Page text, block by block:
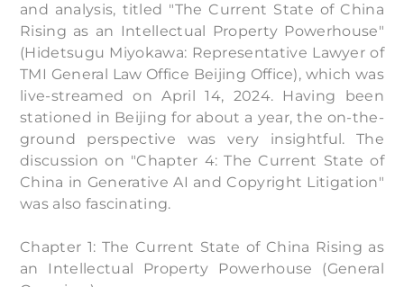
and analysis, titled "The Current State of China
Rising as an Intellectual Property Powerhouse"
(Hidetsugu Miyokawa: Representative Lawyer of
TMI General Law Office Beijing Office), which was
live-streamed on April 14, 2024. Having been
stationed in Beijing for about a year, the on-the-
ground perspective was very insightful. The
discussion on "Chapter 4: The Current State of
China in Generative AI and Copyright Litigation"
was also fascinating.
Chapter 1: The Current State of China Rising as
an Intellectual Property Powerhouse (General